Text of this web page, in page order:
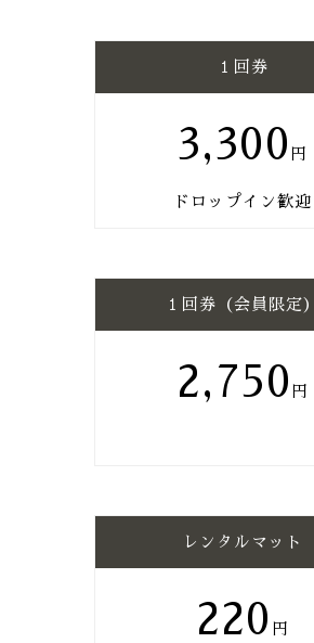
１回券
3,300
ドロップイン歓迎
１回券（会員限定）
2,750
レンタルマット
220